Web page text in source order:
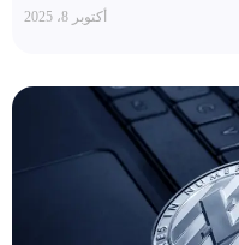
أكتوبر 8، 2025